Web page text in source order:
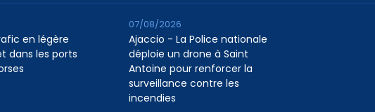
en légère
dans les ports
Ajaccio - La Police nationale
déploie un drone à Saint
Antoine pour renforcer la
surveillance contre les
incendies
07/08/2026